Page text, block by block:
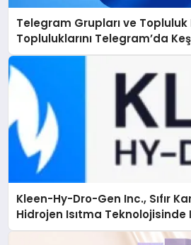
Telegram Grupları ve Topluluk
Topluluklarını Telegram’da
Kleen-Hy-Dro-Gen Inc., Sıfır
Hidrojen Isıtma Teknolojisinde
Düzenleyici Onaylarını Aldı